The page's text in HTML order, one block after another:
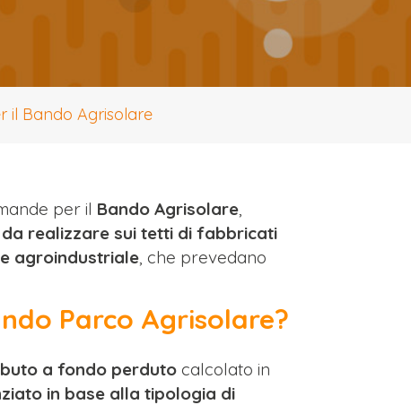
il Bando Agrisolare
per il Bando Agrisolare,
realizzare sui tetti di fabbricati
agroindustriale, che prevedano
Parco Agrisolare?
a fondo perduto calcolato in
in base alla tipologia di